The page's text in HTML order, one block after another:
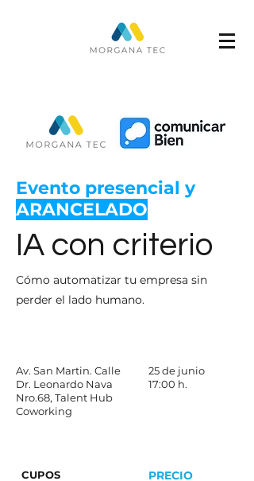
Evento presencial y
ARANCELADO
IA con criterio
Cómo automatizar tu empresa sin
perder el lado humano.
Av. San Martin. Calle
Dr. Leonardo Nava
Nro.68, Talent Hub
Coworking
CUPOS
25 de junio
17:00 h.
PRECIO